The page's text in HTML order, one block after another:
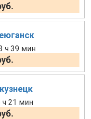
ч 39 мин
ч 21 мин